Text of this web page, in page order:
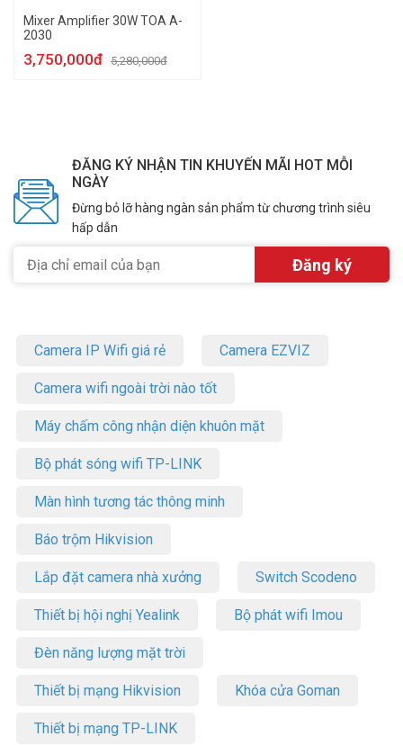
Mixer Amplifier 30W TOA A-
2030
3,750,000đ 5,280,000đ
ĐĂNG KÝ NHẬN TIN KHUYẾN MÃI HOT MỖI
NGÀY
Đừng bỏ lỡ hàng ngàn sản phẩm từ chương trình siêu
hấp dẫn
Camera IP Wifi giá rẻ Camera EZVIZ
Camera wifi ngoài trời nào tốt
Máy chấm công nhận diện khuôn mặt
Bộ phát sóng wifi TP-LINK
Màn hình tương tác thông minh
Báo trộm Hikvision
Lắp đặt camera nhà xưởng Switch Scodeno
Thiết bị hội nghị Yealink Bộ phát wifi Imou
Đèn năng lượng mặt trời
Thiết bị mạng Hikvision Khóa cửa Goman
Thiết bị mạng TP-LINK